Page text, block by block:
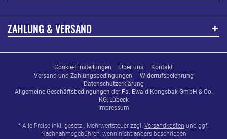
ZAHLUNG & VERSAND
Cookie-Einstellungen Über uns
Kontakt
Versand und Zahlungsbedingungen
Widerrufsbelehrung
Datenschutzerklärung
Allgemeine Geschäftsbedingungen der Fa. Ewald Kongsbak GmbH & Co.
KG, Lübeck
Impressum
* Alle Preise inkl. gesetzl. Mehrwertsteuer zzgl. Versandkosten und ggf.
Nachnahmegebühren, wenn nicht anders beschrieben